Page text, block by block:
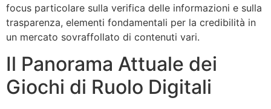
focus particolare sulla verifica delle informazioni e sulla
trasparenza, elementi fondamentali per la credibilità in
un mercato sovraffollato di contenuti vari.
Il Panorama Attuale dei
Giochi di Ruolo Digitali